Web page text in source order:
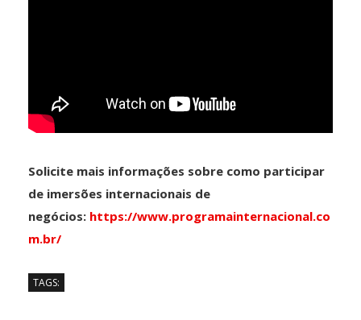
Solicite mais informações sobre como participar
de imersões internacionais de
negócios: https://www.programainternacional.co
m.br/
TAGS: